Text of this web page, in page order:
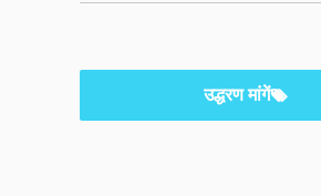
उद्धरण मांगें